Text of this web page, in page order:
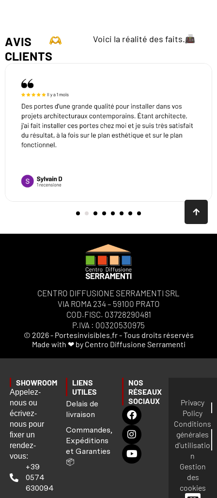
AVIS
CLIENTS
Voici la réalité des faits.
CENTRO DIFFUSIONE SERRAMENTI SRL
VIA ROMA 234 – 59100 PRATO
COD.FISC. 03728290481
P.IVA : 00320530975
© 2026 - Portesinvisibles.fr - Tous droits réservés
Made with ❤ by Centro Diffusione Serramenti
SHOWROOM
Appelez-
nous ou
écrivez-
nous pour
fixer un
rendez-
vous:
+39
0574
630094
LIENS
UTILES
Delais de
livraison
Commandes,
Expéditions
et Garanties
📦
NOS
RÉSEAUX
SOCIAUX
Privacy
Policy
Conditions
générales
d'utilisatio
n
Gestion
des
cookies